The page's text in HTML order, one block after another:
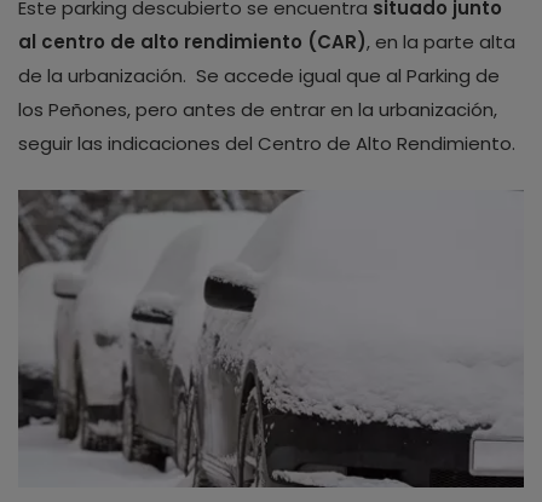
Este parking descubierto se encuentra situado junto
al centro de alto rendimiento (CAR), en la parte alta
de la urbanización. Se accede igual que al Parking de
los Peñones, pero antes de entrar en la urbanización,
seguir las indicaciones del Centro de Alto Rendimiento.